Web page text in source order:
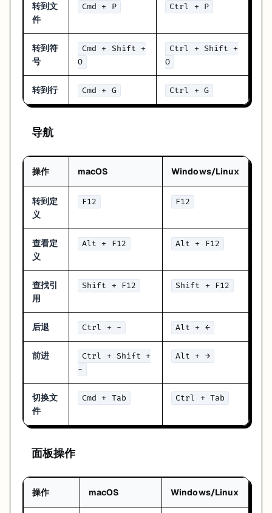
转到文
件
Cmd + P Ctrl + P
转到符
号
Cmd + Shift +
O
Ctrl + Shift +
O
转到行 Cmd + G Ctrl + G
导航
操作 macOS Windows/Linux
转到定
义
F12 F12
查看定
义
Alt + F12 Alt + F12
查找引
用
Shift + F12 Shift + F12
后退 Ctrl + - Alt + ←
前进
Ctrl + Shift +
-
Alt + →
切换文
件
Cmd + Tab Ctrl + Tab
面板操作
操作 macOS Windows/Linux